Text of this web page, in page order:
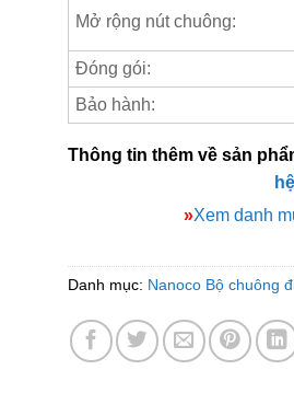
Mở rộng nút chuông:
Đóng gói:
Bảo hành:
Thông tin thêm về sản
»Xem danh
Danh mục: Nanoco Bộ chuông